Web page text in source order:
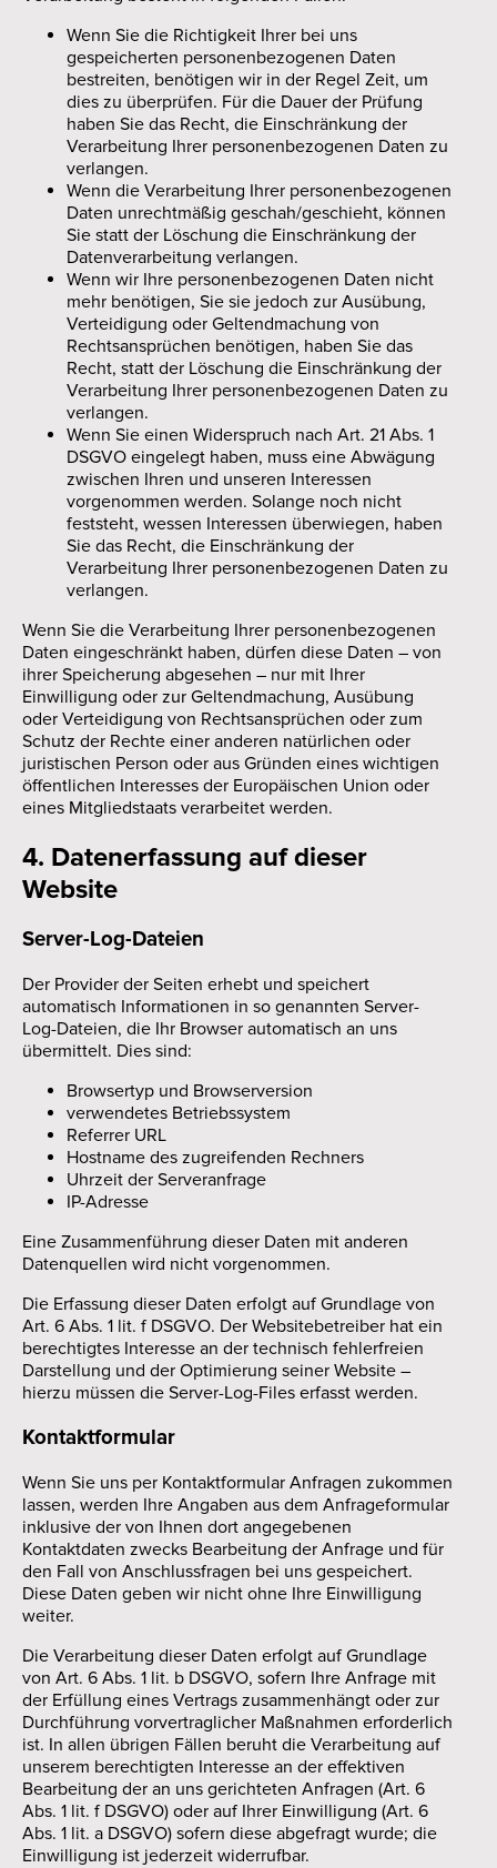
Wenn Sie die Richtigkeit Ihrer bei uns
gespeicherten personenbezogenen Daten
bestreiten, benötigen wir in der Regel Zeit, um
dies zu überprüfen. Für die Dauer der Prüfung
haben Sie das Recht, die Einschränkung der
Verarbeitung Ihrer personenbezogenen Daten zu
verlangen.
Wenn die Verarbeitung Ihrer personenbezogenen
Daten unrechtmäßig geschah/geschieht, können
Sie statt der Löschung die Einschränkung der
Datenverarbeitung verlangen.
Wenn wir Ihre personenbezogenen Daten nicht
mehr benötigen, Sie sie jedoch zur Ausübung,
Verteidigung oder Geltendmachung von
Rechtsansprüchen benötigen, haben Sie das
Recht, statt der Löschung die Einschränkung der
Verarbeitung Ihrer personenbezogenen Daten zu
verlangen.
Wenn Sie einen Widerspruch nach Art. 21 Abs. 1
DSGVO eingelegt haben, muss eine Abwägung
zwischen Ihren und unseren Interessen
vorgenommen werden. Solange noch nicht
feststeht, wessen Interessen überwiegen, haben
Sie das Recht, die Einschränkung der
Verarbeitung Ihrer personenbezogenen Daten zu
verlangen.
Wenn Sie die Verarbeitung Ihrer personenbezogenen
Daten eingeschränkt haben, dürfen diese Daten – von
ihrer Speicherung abgesehen – nur mit Ihrer
Einwilligung oder zur Geltendmachung, Ausübung
oder Verteidigung von Rechtsansprüchen oder zum
Schutz der Rechte einer anderen natürlichen oder
juristischen Person oder aus Gründen eines wichtigen
öffentlichen Interesses der Europäischen Union oder
eines Mitgliedstaats verarbeitet werden.
4. Datenerfassung auf dieser
Website
Server-Log-Dateien
Der Provider der Seiten erhebt und speichert
automatisch Informationen in so genannten Server-
Log-Dateien, die Ihr Browser automatisch an uns
übermittelt. Dies sind:
Browsertyp und Browserversion
verwendetes Betriebssystem
Referrer URL
Hostname des zugreifenden Rechners
Uhrzeit der Serveranfrage
IP-Adresse
Eine Zusammenführung dieser Daten mit anderen
Datenquellen wird nicht vorgenommen.
Die Erfassung dieser Daten erfolgt auf Grundlage von
Art. 6 Abs. 1 lit. f DSGVO. Der Websitebetreiber hat ein
berechtigtes Interesse an der technisch fehlerfreien
Darstellung und der Optimierung seiner Website –
hierzu müssen die Server-Log-Files erfasst werden.
Kontaktformular
Wenn Sie uns per Kontaktformular Anfragen zukommen
lassen, werden Ihre Angaben aus dem Anfrageformular
inklusive der von Ihnen dort angegebenen
Kontaktdaten zwecks Bearbeitung der Anfrage und für
den Fall von Anschlussfragen bei uns gespeichert.
Diese Daten geben wir nicht ohne Ihre Einwilligung
weiter.
Die Verarbeitung dieser Daten erfolgt auf Grundlage
von Art. 6 Abs. 1 lit. b DSGVO, sofern Ihre Anfrage mit
der Erfüllung eines Vertrags zusammenhängt oder zur
Durchführung vorvertraglicher Maßnahmen erforderlich
ist. In allen übrigen Fällen beruht die Verarbeitung auf
unserem berechtigten Interesse an der effektiven
Bearbeitung der an uns gerichteten Anfragen (Art. 6
Abs. 1 lit. f DSGVO) oder auf Ihrer Einwilligung (Art. 6
Abs. 1 lit. a DSGVO) sofern diese abgefragt wurde; die
Einwilligung ist jederzeit widerrufbar.